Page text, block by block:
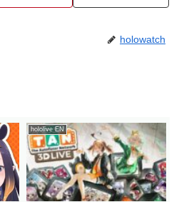
holowatch
hololive EN